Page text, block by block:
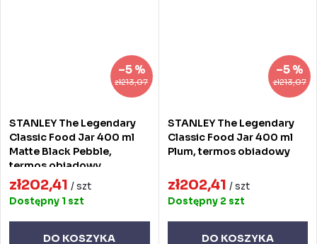
zł213,07
–5 %
STANLEY The Legendary
Classic Food Jar 400 ml
Matte Black Pebble,
termos obiadowy
zł202,41 / szt
Dostępny 1 szt
DO KOSZYKA
zł213,07
–5 %
STANLEY The Legendary
Classic Food Jar 400 ml
Plum, termos obiadowy
zł202,41 / szt
Dostępny 2 szt
DO KOSZYKA